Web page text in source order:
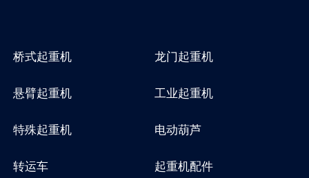
桥式起重机
龙门起重机
悬臂起重机
工业起重机
特殊起重机
电动葫芦
转运车
起重机配件